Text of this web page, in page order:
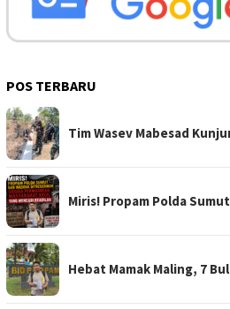
POS TERBARU
Tim Wasev Mabesad
Miris! Propam Polda
Hebat Mamak Maling, 7